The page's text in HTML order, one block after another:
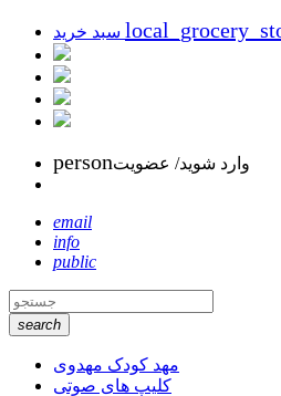
personوارد شوید/ عضویت
email
info
public
search
مهد کودک مهدوی
کلیپ های صوتی